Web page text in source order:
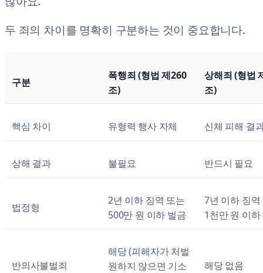
두 죄의 차이를 명확히 구분하는 것이 중요합니다.
구분
폭행죄 (형법 제260
조)
상해죄 (형법
조)
핵심 차이 유형력 행사 자체 신체 피해 결
상해 결과 불필요 반드시 필요
법정형
2년 이하 징역 또는
500만 원 이하 벌금
7년 이하 징역
1천만 원 이하
반의사불벌죄
해당 (피해자가 처벌
원하지 않으면 기소
해당 없음